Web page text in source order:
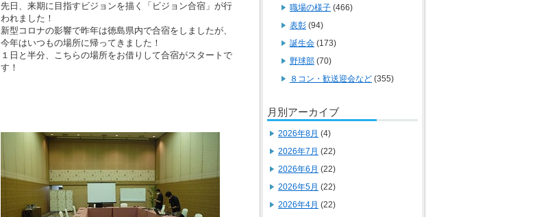
先日、来期に目指すビジョンを描く「ビジョン合宿」が行
われました！
新型コロナの影響で昨年は徳島県内で合宿をしましたが、
今年はいつもの場所に帰ってきました！
１日と半分、こちらの場所をお借りして合宿がスタートで
す！
職場の様子 (466)
表彰 (94)
誕生会 (173)
野球部 (70)
８コン・歓送迎会など (355)
月別アーカイブ
2026年8月 (4)
2026年7月 (22)
2026年6月 (22)
2026年5月 (22)
2026年4月 (22)